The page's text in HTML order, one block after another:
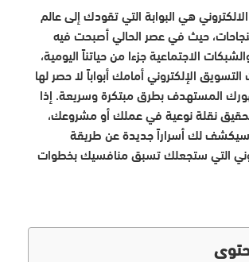
هي البوابة التي تقودك إلى عالم
حيث في عصر الحالي أصبحت فيه
الاجتماعية جزءا من حياتناً اليومية،
التسويق الإلكتروني أمامك أبواباً لا حصر لها
المستهدف بطرق مبتكرة وسريعة. إذا
نقلة نوعية في عملك أو مشروعك،
سيكشف لك أسراراً جديدة عن طريقة
التي ستجعلك تسبق منافسيك بخطوات